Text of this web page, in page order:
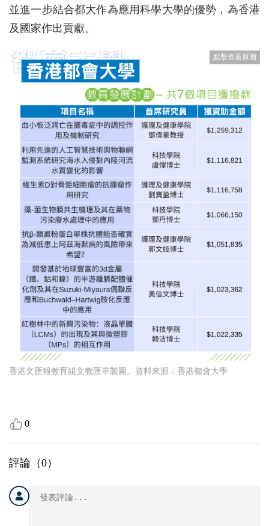
並進一步結合都大作為應用科學大學的優勢，為香港
及國家作出貢獻。
香港文匯報教育組文教匯萃製圖。資料來源：香港都會大學
0
評論（0）